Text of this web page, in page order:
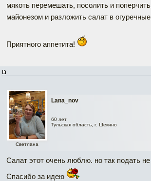
мякоть перемешать, посолить и
майонезом и разложить салат в
Приятного аппетита!
Lana_nov
Светлана
60 лет
Тульская область, г. Щекино
Салат этот очень люблю. но так подать
Спасибо за идею